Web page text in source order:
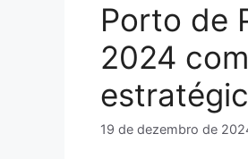
Porto de
2024
19 de dezembro de